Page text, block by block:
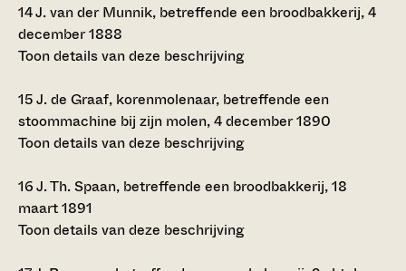
14J. van der Munnik, betreffende een broodbakkerij, 4
december 1888
Toon details van deze beschrijving
15J. de Graaf, korenmolenaar, betreffende een
stoommachine bij zijn molen, 4 december 1890
Toon details van deze beschrijving
16J. Th. Spaan, betreffende een broodbakkerij, 18
maart 1891
Toon details van deze beschrijving